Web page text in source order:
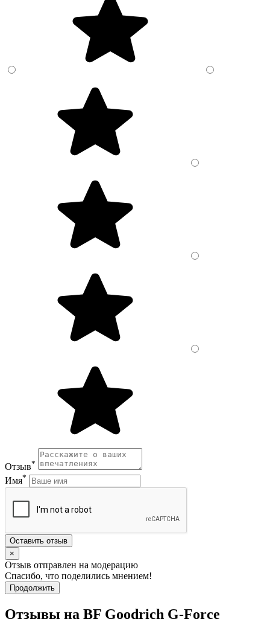
Отзыв*
Имя*
Оставить отзыв
×
Отзыв отправлен на модерацию
Спасибо, что поделились мнением!
Продолжить
Отзывы на BF Goodrich G-Force